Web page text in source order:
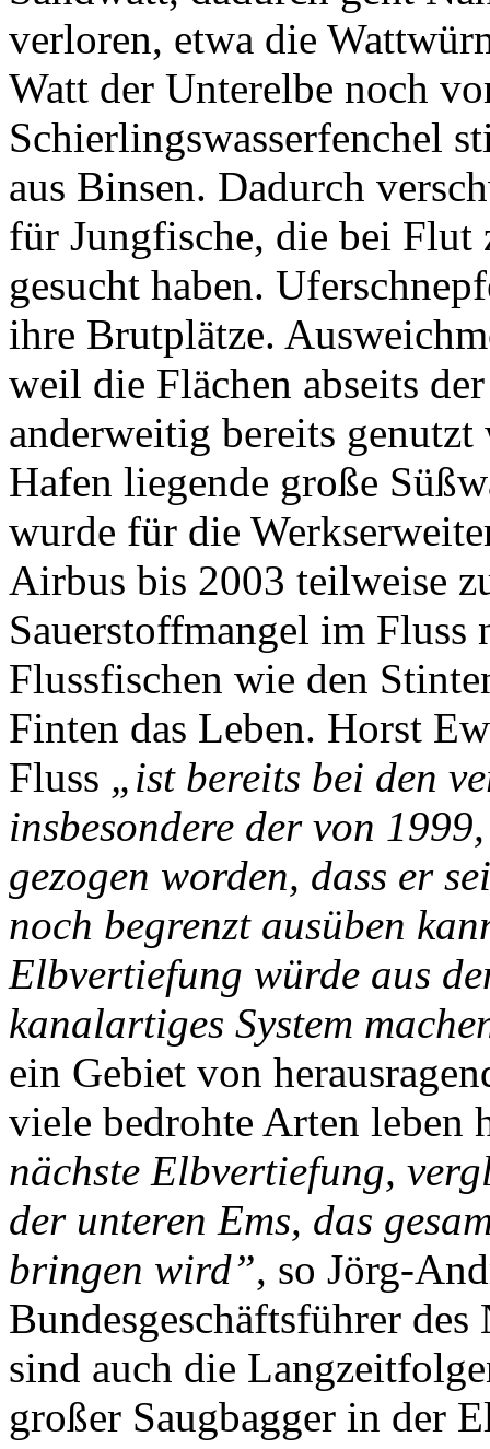
verloren, etwa die
Watt der Unterelbe noch
Schierlingswasserfenchel
aus Binsen. Dadurch
für Jungfische, die bei Flut
gesucht haben.
ihre Brutplätze.
weil die Flächen abseits
anderweitig bereits
Hafen liegende große
wurde für die
Airbus bis 2003 teilweise
Sauerstoffmangel im Fluss
Flussfischen wie den
Finten das Leben. Horst
Fluss „ist bereits bei den
insbesondere der von
gezogen worden, dass er
noch begrenzt ausüben
Elbvertiefung würde aus
kanalartiges System
ein Gebiet von
viele bedrohte Arten leben
nächste Elbvertiefung,
der unteren Ems, das
bringen wird”, so Jörg-
Bundesgeschäftsführer
sind auch die
großer Saugbagger in der